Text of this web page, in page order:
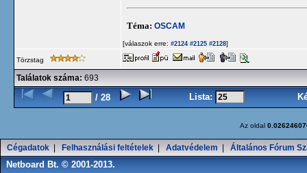
Téma: OSCAM
[válaszok erre: #2124 #2125 #2128]
Törzstag
Találatok száma: 693
/ 28 Lista:
Az oldal
Cégadatok Felhasználási feltételek Adatvédelem Általános Fórum
Netboard Bt. © 2001-2013.